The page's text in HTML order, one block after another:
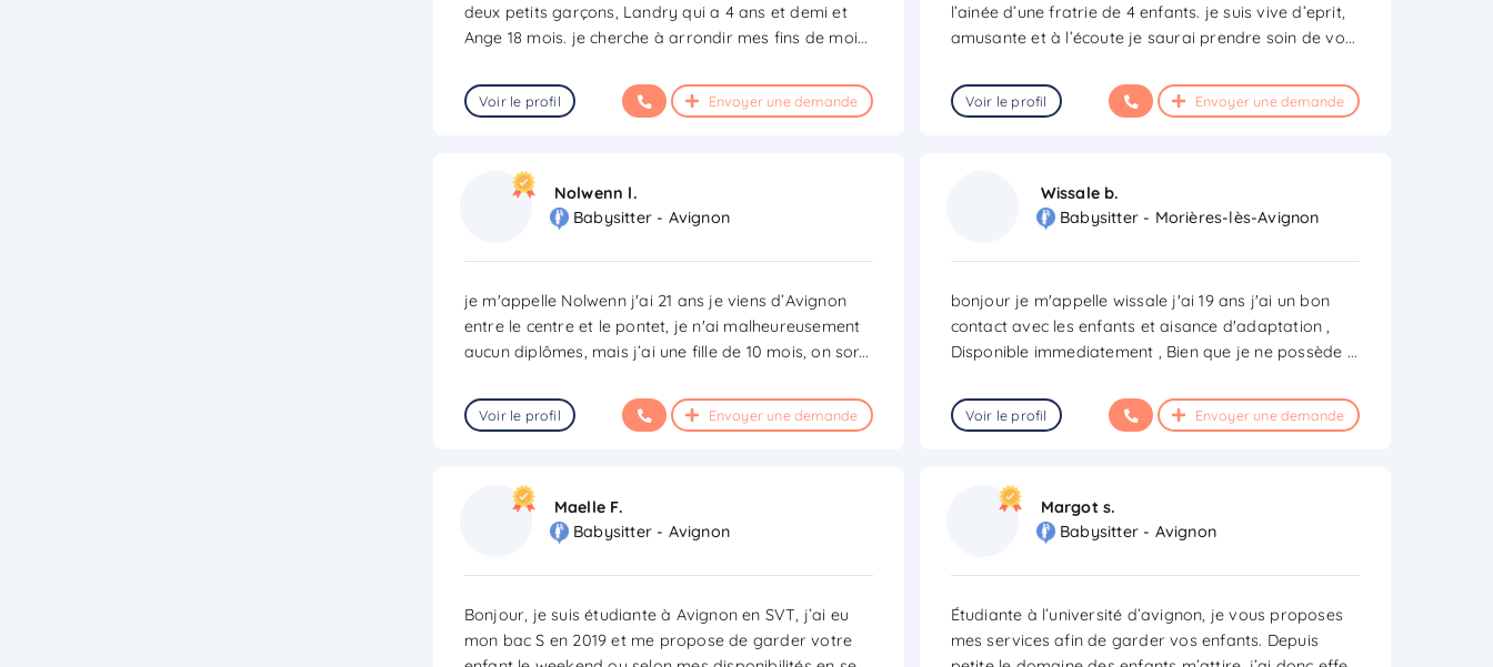
deux petits garçons, Landry qui a 4 ans et demi et
Ange 18 mois. je cherche à arrondir mes fins de moi...
Voir le profil Envoyer une demande
l’ainée d’une fratrie de 4 enfants. je suis vive d’eprit,
amusante et à l’écoute je saurai prendre soin de vo...
Voir le profil Envoyer une demande
Nolwenn l.
Babysitter - Avignon
je m'appelle Nolwenn j'ai 21 ans je viens d’Avignon
entre le centre et le pontet, je n'ai malheureusement
aucun diplômes, mais j’ai une fille de 10 mois, on sor...
Voir le profil Envoyer une demande
Wissale b.
Babysitter - Morières-lès-Avignon
bonjour je m'appelle wissale j'ai 19 ans j'ai un bon
contact avec les enfants et aisance d'adaptation ,
Disponible immediatement , Bien que je ne possède ...
Voir le profil Envoyer une demande
Maelle F.
Babysitter - Avignon
Bonjour, je suis étudiante à Avignon en SVT, j’ai eu
mon bac S en 2019 et me propose de garder votre
Margot s.
Babysitter - Avignon
Étudiante à l’université d’avignon, je vous proposes
mes services afin de garder vos enfants. Depuis